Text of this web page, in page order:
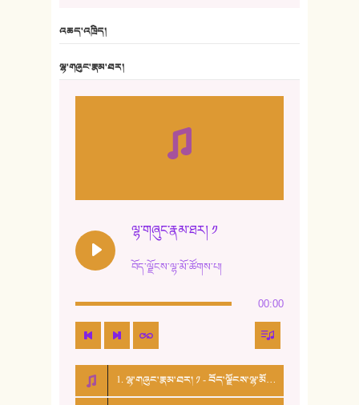
10. ཆང་གཞས། ༣
15. ཤམ་པ་ལ་ཡི་སྲས་མོ།
16. ལྷ་བུ་དར་བུ།
17. ང་བོད་པ་ཡིན། - ཕུར་བུ་རྣམ་རྒྱལ།
འཆད་འཁྲིད།
ལྷ་གཞུང་རྣམ་ཐར།
ལྷ་གཞུང་རྣམ་ཐར། ༡
བོད་ལྗོངས་ལྷ་མོ་ཚོགས་པ།
00:00
1. ལྷ་གཞུང་རྣམ་ཐར། ༡ - བོད་ལྗོངས་ལྷ་མོ་ཚོགས་པ།